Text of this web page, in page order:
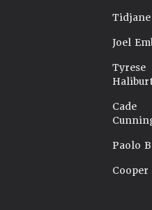
Tidjane
Joel
Tyrese
Cade
Paolo
Cooper